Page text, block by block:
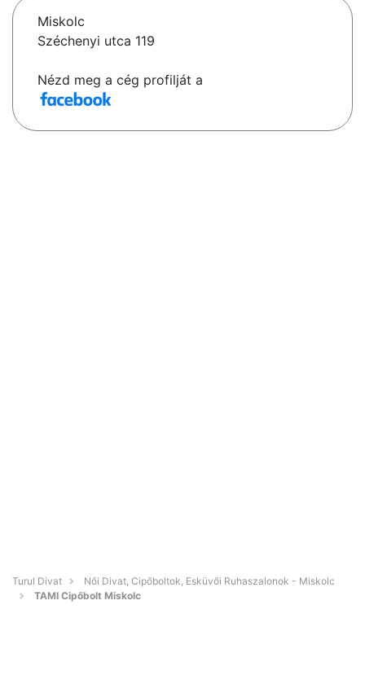
Miskolc
Széchenyi utca 119
Nézd meg a cég profilját a
Turul Divat
Női Divat, Cipőboltok, Esküvői Ruhaszalonok - Miskolc
TAMI Cipőbolt Miskolc